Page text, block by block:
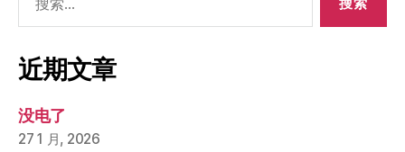
的
索：
近期文章
没电了
27 1 月, 2026